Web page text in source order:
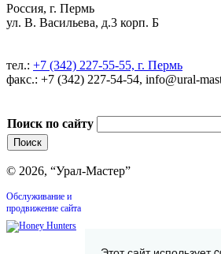
Россия, г. Пермь
ул. В. Васильева, д.3 корп. Б
тел.: +7 (342) 227-55-55, г. Пермь
факс.: +7 (342) 227-54-54, info@ural-
Поиск по сайту
© 2026, “Урал-Мастер”
Обслуживание и
продвижение сайта